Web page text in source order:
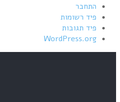
התחבר
פיד רשומות
פיד תגובות
WordPress.org